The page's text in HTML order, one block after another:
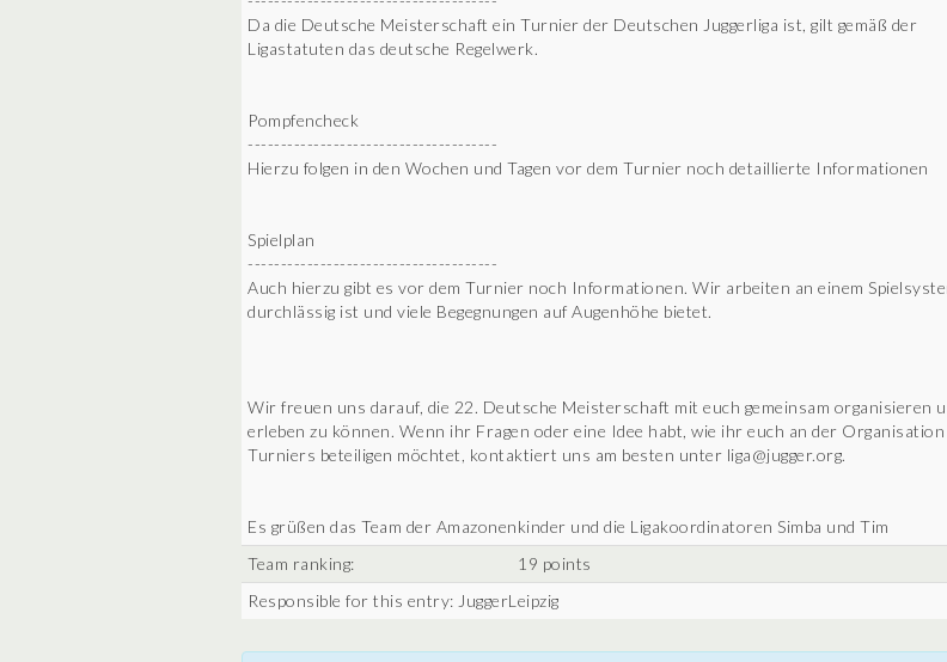
Da die Deutsche Meisterschaft ein Turnier der Deutschen Juggerliga ist, gilt gemäß der
Ligastatuten das deutsche Regelwerk.
Pompfencheck
--------------------------------------
Hierzu folgen in den Wochen und Tagen vor dem Turnier noch detaillierte Informationen
Spielplan
--------------------------------------
Auch hierzu gibt es vor dem Turnier noch Informationen. Wir arbeiten an einem
durchlässig ist und viele Begegnungen auf Augenhöhe bietet.
Wir freuen uns darauf, die 22. Deutsche Meisterschaft mit euch gemeinsam organisieren
erleben zu können. Wenn ihr Fragen oder eine Idee habt, wie ihr euch an der Organisation
Turniers beteiligen möchtet, kontaktiert uns am besten unter liga@jugger.org.
Es grüßen das Team der Amazonenkinder und die Ligakoordinatoren Simba und Tim
Team ranking:
19 points
Responsible for this entry: JuggerLeipzig